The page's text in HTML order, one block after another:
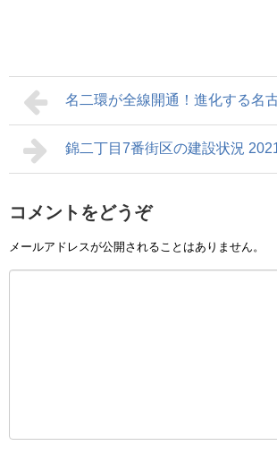
名二環が全線開通！進化する名
錦二丁目7番街区の建設状況
コメントをどうぞ
メールアドレスが公開されることはありません。